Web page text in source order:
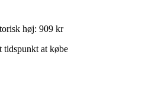
høj: 909 kr
at købe